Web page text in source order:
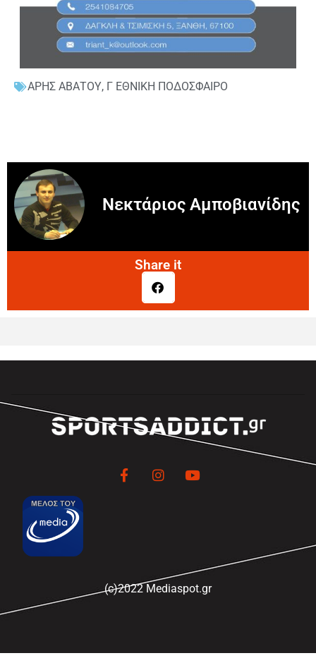
ΑΡΗΣ ΑΒΑΤΟΥ, Γ ΕΘΝΙΚΗ ΠΟΔΟΣΦΑΙΡΟ
Νεκτάριος Αμποβιανίδης
Share it
(c)2022 Mediaspot.gr